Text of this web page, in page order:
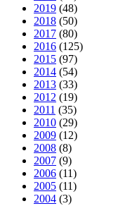
2019 (48)
2018 (50)
2017 (80)
2016 (125)
2015 (97)
2014 (54)
2013 (33)
2012 (19)
2011 (35)
2010 (29)
2009 (12)
2008 (8)
2007 (9)
2006 (11)
2005 (11)
2004 (3)